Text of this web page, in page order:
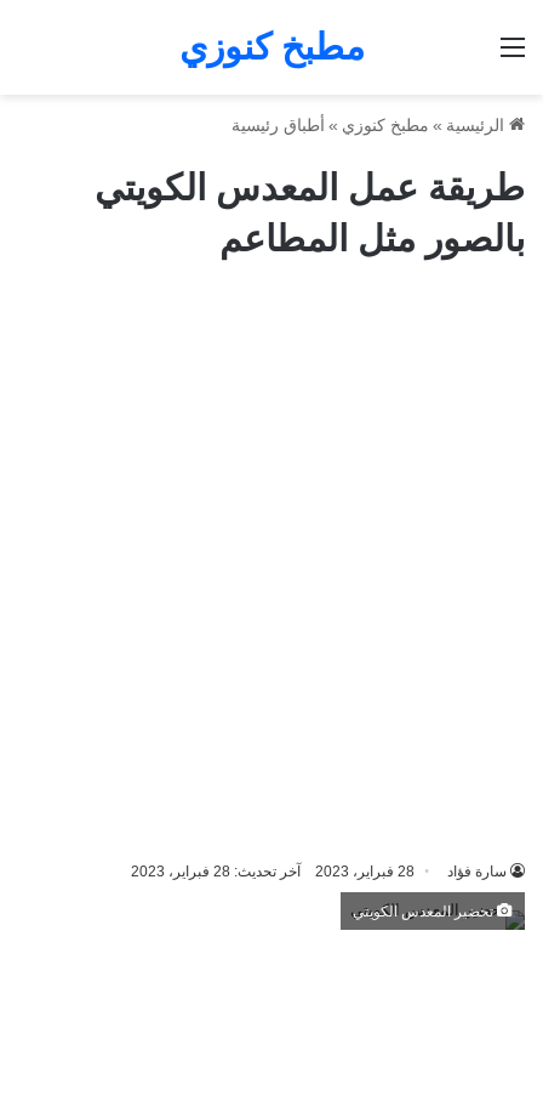
مطبخ كنوزي
الرئيسية » مطبخ كنوزي » أطباق رئيسية
طريقة عمل المعدس الكويتي
بالصور مثل المطاعم
سارة فؤاد 28 فبراير، 2023 آخر تحديث: 28 فبراير، 2023
تحضير المعدس الكويتي